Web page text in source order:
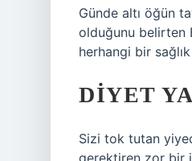
Günde altı öğün
olduğunu belirten
herhangi bir
DIYET
Sizi tok tutan
gerektiren zor bir